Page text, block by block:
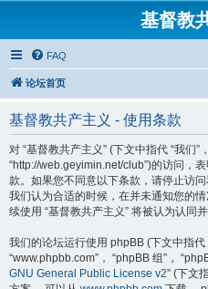
基督教
FAQ
论坛首页
基督教共产主义 - 使用条款
对 “基督教共产主义” (下文中指代 “我们”
“http://web.geyimin.net/club”)的访问，
款。如果您不同意以下条款，请停止访
我们认为合适的时候，在并未通知您的
续使用 “基督教共产主义” 将被认为认同
我们的论坛运行使用 phpBB (下文中指代
“www.phpbb.com”， “phpBB 组”，
GNU General Public License v2” (下文